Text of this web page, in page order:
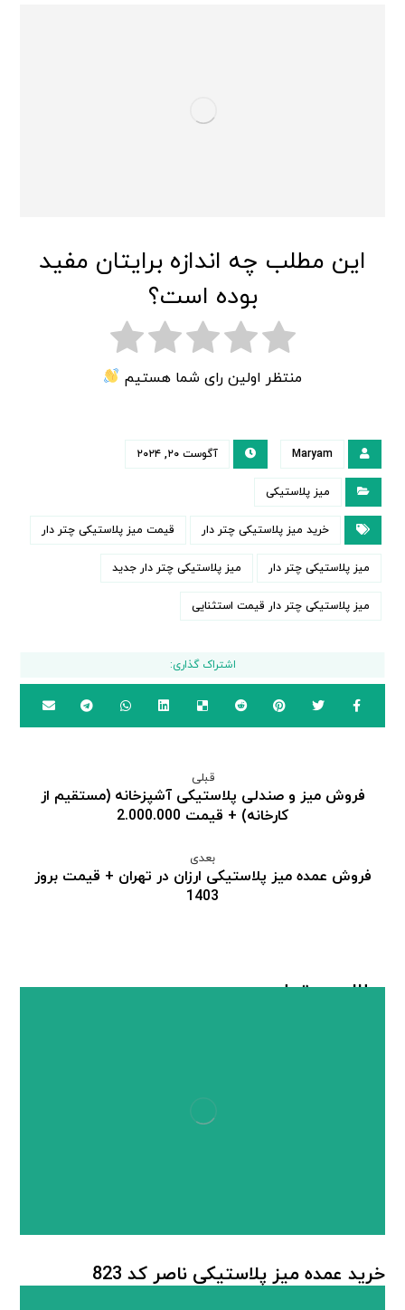
این مطلب چه اندازه برایتان مفید
بوده است؟
منتظر اولین رای شما هستیم
Maryam آگوست ۲۰, ۲۰۲۴
میز پلاستیکی
خرید میز پلاستیکی چتر دار قیمت میز پلاستیکی چتر دار
میز پلاستیکی چتر دار میز پلاستیکی چتر دار جدید
میز پلاستیکی چتر دار قیمت استثنایی
قبلی
فروش میز و صندلی پلاستیکی آشپزخانه (مستقیم از
کارخانه) + قیمت 2.000.000
بعدی
فروش عمده میز پلاستیکی ارزان در تهران + قیمت بروز
1403
مطالب مرتبط ...
خرید عمده میز پلاستیکی ناصر کد 823